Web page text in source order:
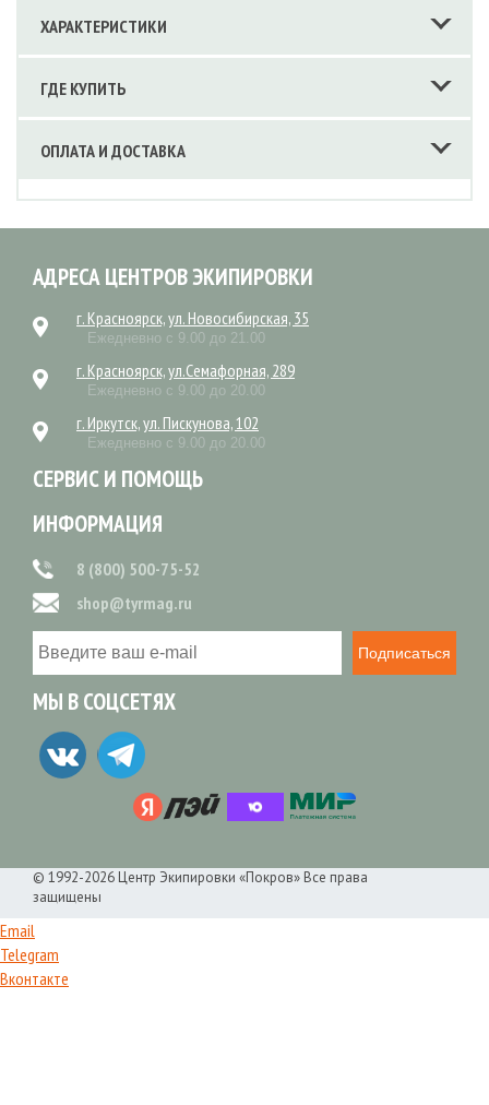
ХАРАКТЕРИСТИКИ
ГДЕ КУПИТЬ
ОПЛАТА И ДОСТАВКА
АДРЕСА ЦЕНТРОВ ЭКИПИРОВКИ
г. Красноярск, ул. Новосибирская, 35
Ежедневно с 9.00 до 21.00
г. Красноярск, ул.Семафорная, 289
Ежедневно с 9.00 до 20.00
г. Иркутск, ул. Пискунова, 102
Ежедневно с 9.00 до 20.00
СЕРВИС И ПОМОЩЬ
ИНФОРМАЦИЯ
8 (800) 500-75-52
shop@tyrmag.ru
Подписаться
МЫ В СОЦСЕТЯХ
© 1992-2026 Центр Экипировки «Покров» Все права
защищены
Email
Telegram
Вконтакте